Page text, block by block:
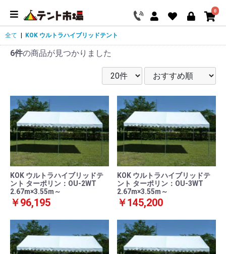
0
全て KOK ウルトラハイブリッドテント
6件の商品が見つかりました
KOK ウルトラハイブリッドテ
ント ターポリン：OU-2WT
2.67m×3.55m～
￥96,195
KOK ウルトラハイブリッドテ
ント ターポリン：OU-3WT
2.67m×3.55m～
￥145,200